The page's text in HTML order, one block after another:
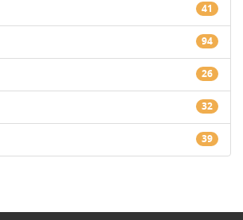
41
94
26
32
39